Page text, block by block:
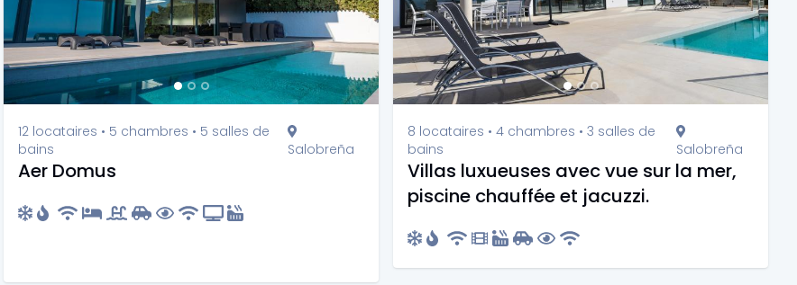
12 locataires • 5 chambres • 5 salles de
bains
Salobreña
Aer Domus
8 locataires • 4 chambres • 3 salles de
bains
Salobreña
Villas luxueuses avec vue sur la mer,
piscine chauffée et jacuzzi.